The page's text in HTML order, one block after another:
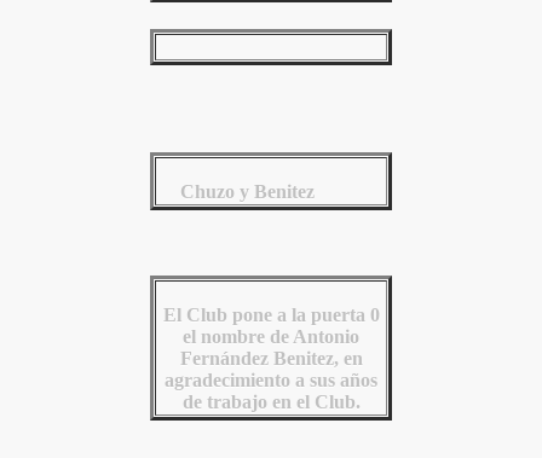
Chuzo y Benitez
El Club pone a la puerta 0
el nombre de Antonio
Fernández Benitez, en
agradecimiento a sus años
de trabajo en el Club.